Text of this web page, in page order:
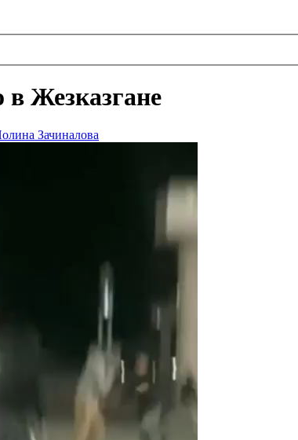
в Жезказгане
Зачиналова